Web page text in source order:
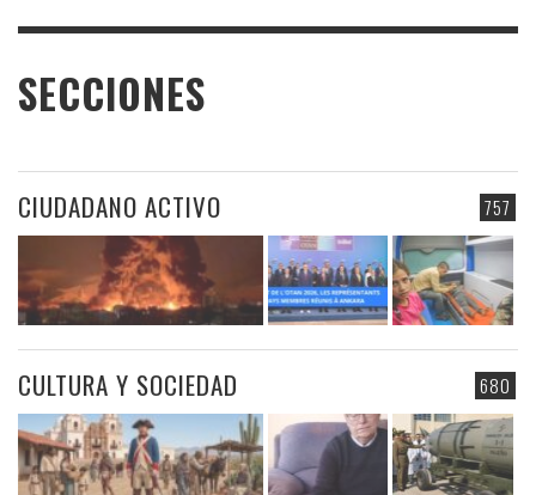
SECCIONES
757
CIUDADANO ACTIVO
680
CULTURA Y SOCIEDAD